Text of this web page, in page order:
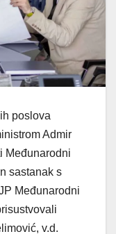
poslova
Admir
Međunarodni
sastanak s
Međunarodni
v.d.